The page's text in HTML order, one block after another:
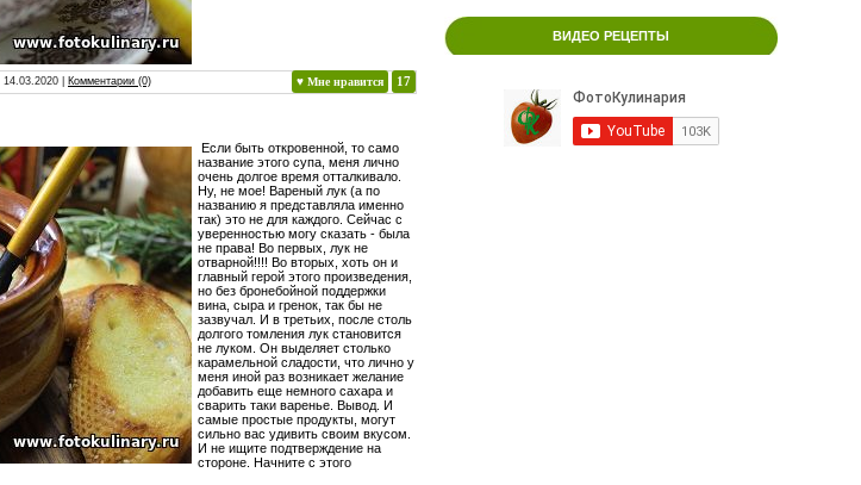
♥ Мне нравится 17
14.03.2020 Комментарии (0)
Если быть откровенной, то само
название этого супа, меня лично
очень долгое время отталкивало.
Ну, не мое! Вареный лук (а по
названию я представляла именно
так) это не для каждого. Сейчас с
уверенностью могу сказать - была
не права! Во первых, лук не
отварной!!!! Во вторых, хоть он и
главный герой этого произведения,
но без бронебойной поддержки
вина, сыра и гренок, так бы не
зазвучал. И в третьих, после столь
долгого томления лук становится
не луком. Он выделяет столько
карамельной сладости, что лично у
меня иной раз возникает желание
добавить еще немного сахара и
сварить таки варенье. Вывод. И
самые простые продукты, могут
сильно вас удивить своим вкусом.
И не ищите подтверждение на
стороне. Начните с этого
ВИДЕО РЕЦЕПТЫ